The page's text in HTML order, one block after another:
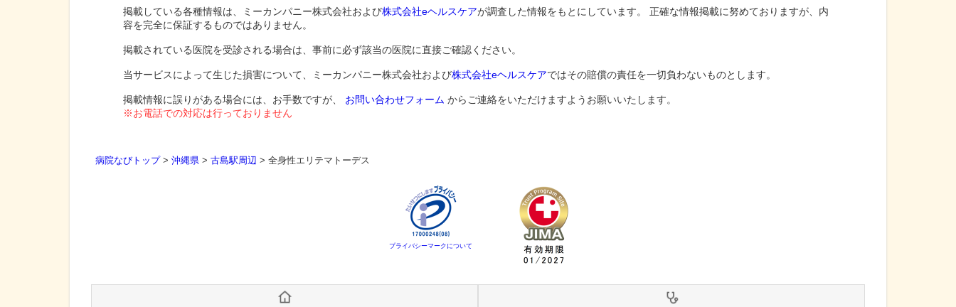
掲載している各種情報は、ミーカンパニー株式会社および株式会社eヘルスケアが調査した情報をもとにしています。 正確な情報掲載に努めておりますが、内
容を完全に保証するものではありません。
掲載されている医院を受診される場合は、事前に必ず該当の医院に直接ご確認ください。
当サービスによって生じた損害について、ミーカンパニー株式会社および株式会社eヘルスケアではその賠償の責任を一切負わないものとします。
掲載情報に誤りがある場合には、お手数ですが、 お問い合わせフォーム からご連絡をいただけますようお願いいたします。
※お電話での対応は行っておりません
病院なびトップ> 沖縄県 > 古島駅周辺 > 全身性エリテマトーデス
プライバシーマークについて